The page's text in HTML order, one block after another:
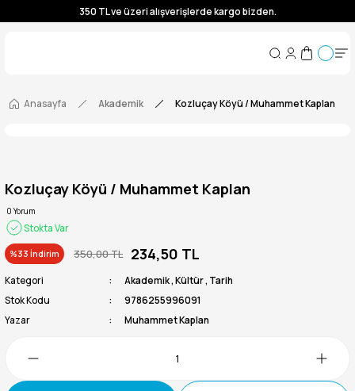
350 TL ve üzeri alışverişlerde kargo bizden.
350 TL ve üzeri alışverişlerde kargo bizden.
Anasayfa
Akademik Kozluçay Köyü / Muhammet Kaplan
Kozluçay Köyü / Muhammet Kaplan
0 Yorum
Stokta Var
%33 İndirim 350,00 TL 234,50 TL
Kategori Akademik,Kültür, Tarih
Stok Kodu
9786255996091
Yazar
Muhammet Kaplan